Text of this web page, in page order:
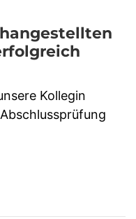
Kollegin